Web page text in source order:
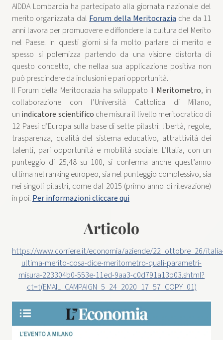
AIDDA Lombardia ha partecipato alla giornata nazionale del
merito organizzata dal Forum della Meritocrazia che da 11
anni lavora per promuovere e diffondere la cultura del Merito
nel Paese. In questi giorni si fa molto parlare di merito e
spesso si polemizza partendo da una visione distorta di
questo concetto, che nellaa sua applicazione positiva non
può prescindere da inclusioni e pari opportunità.
Il Forum della Meritocrazia ha sviluppato il Meritometro, in
collaborazione con l’Università Cattolica di Milano,
un indicatore scientifico che misura il livello meritocratico di
12 Paesi d’Europa sulla base di sette pilastri: libertà, regole,
trasparenza, qualità del sistema educativo, attrattività dei
talenti, pari opportunità e mobilità sociale. L’Italia, con un
punteggio di 25,48 su 100, si conferma anche quest’anno
ultima nel ranking europeo, sia nel punteggio complessivo, sia
nei singoli pilastri, come dal 2015 (primo anno di rilevazione)
in poi. Per informazioni cliccare qui
Articolo
https://www.corriere.it/economia/aziende/22_ottobre_26/
ultima-merito-cosa-dice-meritometro-quali-parametri-
misura-223304b0-553e-11ed-9aa3-c0d791a13b03.shtml?
ct=t(EMAIL_CAMPAIGN_5_24_2020_17_57_COPY_01)